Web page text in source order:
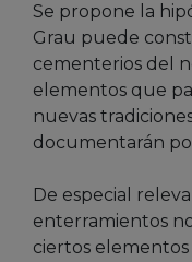
Se propone la
Grau puede
cementerios del
elementos que
nuevas
documentarán
De especial
enterramientos
ciertos